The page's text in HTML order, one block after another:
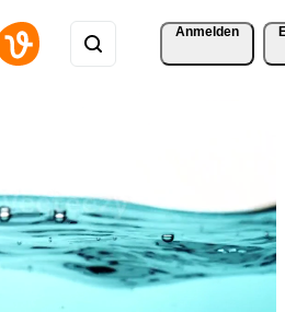
Anmelden